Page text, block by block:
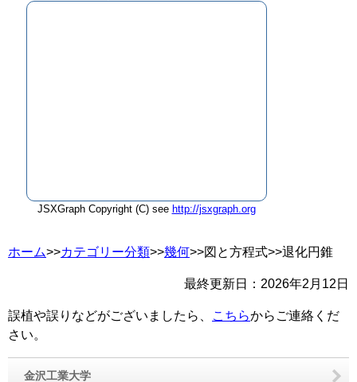
JSXGraph Copyright (C) see http://jsxgraph.org
ホーム>>カテゴリー分類>>幾何>>図と方程式>>退化円錐
最終更新日： 2026年2月12日
誤植や誤りなどがございましたら、 こちらからご連絡くだ
さい。
金沢工業大学